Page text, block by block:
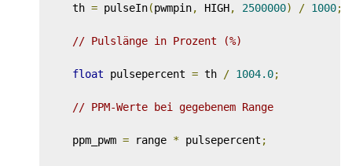
th = pulseIn(pwmpin, HIGH, 2500000) / 1000;
// Pulslänge in Prozent (%)
float pulsepercent = th / 1004.0;
// PPM-Werte bei gegebenem Range
ppm_pwm = range * pulsepercent ;